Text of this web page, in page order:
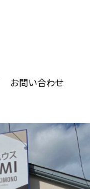
お問い合わせ